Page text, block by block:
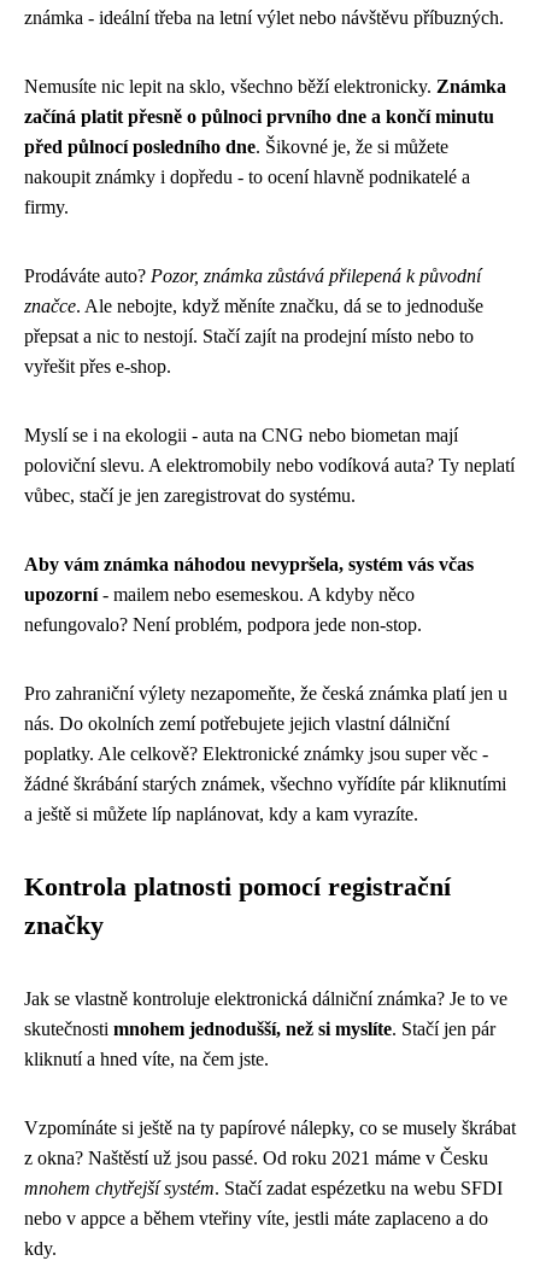
známka - ideální třeba na letní výlet nebo návštěvu příbuzných.
Nemusíte nic lepit na sklo, všechno běží elektronicky. Známka
začíná platit přesně o půlnoci prvního dne a končí minutu
před půlnocí posledního dne. Šikovné je, že si můžete
nakoupit známky i dopředu - to ocení hlavně podnikatelé a
firmy.
Prodáváte auto? Pozor, známka zůstává přilepená k původní
značce. Ale nebojte, když měníte značku, dá se to jednoduše
přepsat a nic to nestojí. Stačí zajít na prodejní místo nebo to
vyřešit přes e-shop.
Myslí se i na ekologii - auta na CNG nebo biometan mají
poloviční slevu. A elektromobily nebo vodíková auta? Ty neplatí
vůbec, stačí je jen zaregistrovat do systému.
Aby vám známka náhodou nevypršela, systém vás včas
upozorní- mailem nebo esemeskou. A kdyby něco
nefungovalo? Není problém, podpora jede non-stop.
Pro zahraniční výlety nezapomeňte, že česká známka platí jen u
nás. Do okolních zemí potřebujete jejich vlastní dálniční
poplatky. Ale celkově? Elektronické známky jsou super věc -
žádné škrábání starých známek, všechno vyřídíte pár kliknutími
a ještě si můžete líp naplánovat, kdy a kam vyrazíte.
Kontrola platnosti pomocí registrační
značky
Jak se vlastně kontroluje elektronická dálniční známka? Je to ve
skutečnosti mnohem jednodušší, než si myslíte. Stačí jen pár
kliknutí a hned víte, na čem jste.
Vzpomínáte si ještě na ty papírové nálepky, co se musely škrábat
z okna? Naštěstí už jsou passé. Od roku 2021 máme v Česku
mnohem chytřejší systém. Stačí zadat espézetku na webu SFDI
nebo v appce a během vteřiny víte, jestli máte zaplaceno a do
kdy.